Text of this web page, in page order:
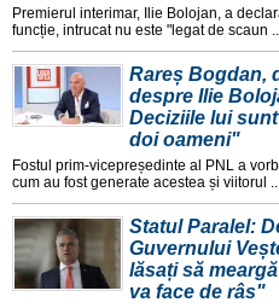
Premierul interimar, Ilie Bolojan, a
funcție, intrucat nu este "legat de scaun
Rareș Bogdan,
despre Ilie
Deciziile lui
doi oameni"
Fostul prim-vicepreședinte al PNL a
cum au fost generate acestea și viitorul
Statul Paralel:
Guvernului
lăsați să
va face de râs"